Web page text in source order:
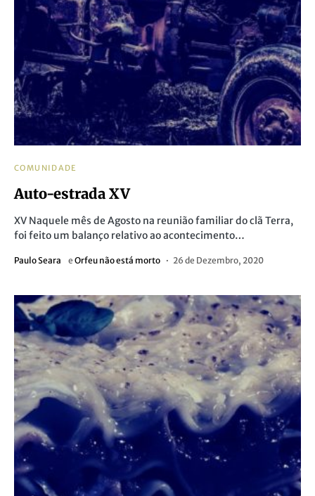
COMUNIDADE
Auto-estrada XV
XV Naquele mês de Agosto na reunião familiar do clã Terra,
foi feito um balanço relativo ao acontecimento…
Paulo Seara e Orfeu não está morto 26 de Dezembro, 2020